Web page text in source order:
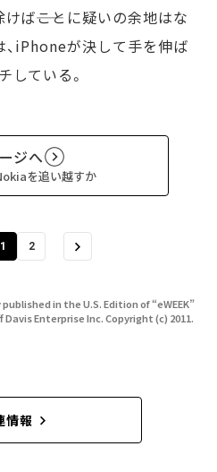
ば――ことに疑いの余地はな
、iPhoneが決して手を伸ば
している。
ジへ
を追い越すか
1 2
in the U.S. Edition of “eWEEK”
Enterprise Inc. Copyright (c) 2011.
情報